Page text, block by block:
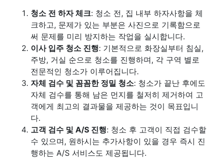
청소 전 하자 체크: 청소 전, 집 내부 하자사항을 체
크하고, 문제가 있는 부분은 사진으로 기록함으로
써 문제를 미리 방지하는 작업을 실시합니다.
이사 입주 청소 진행: 기본적으로 화장실부터 침실,
주방, 거실 순으로 청소를 진행하며, 각 구역 별로
전문적인 청소가 이루어집니다.
자체 검수 및 꼼꼼한 정밀 청소: 청소가 끝난 후에도
자체 검수를 통해 남은 먼지를 철저히 제거하여 고
객에게 최고의 결과물을 제공하는 것이 목표입니
다.
고객 검수 및 A/S 진행: 청소 후 고객이 직접 검수할
수 있으며, 원하시는 추가사항이 있을 경우 즉시 진
행하는 A/S 서비스도 제공됩니다.